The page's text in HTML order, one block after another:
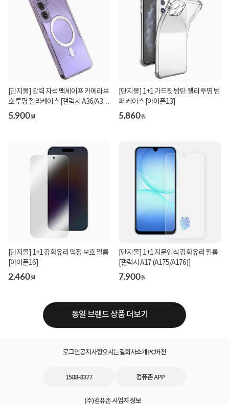
[단지몰] 강력 자석 맥세이프 카메라보
호 투명 젤리케이스 [갤럭시 A36/A37
공용]
5,900원
[단지몰] 1+1 가드핏 방탄 젤리 투명 범
퍼 케이스 [아이폰13]
5,860원
[단지몰] 1+1 강화유리 액정 보호 필름
[아이폰16]
2,460원
[단지몰] 1+1 지문인식 강화유리 필름
[갤럭시 A17 (A175/A176)]
7,900원
동일 브랜드 상품 더보기
로그인공지사항오시는길회사소개PC버전
1588-8377 컴퓨존 APP
(주)컴퓨존 사업자 정보